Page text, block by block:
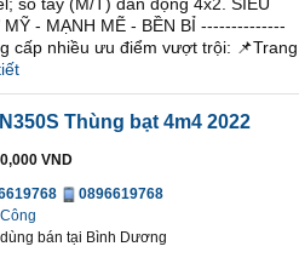
- MẠNH MẼ - BỀN BỈ --------------
cấp nhiều ưu điểm vượt trội: 📌Trang
Thùng bạt 4m4 2022
VND
0896619768
bán tại Bình Dương